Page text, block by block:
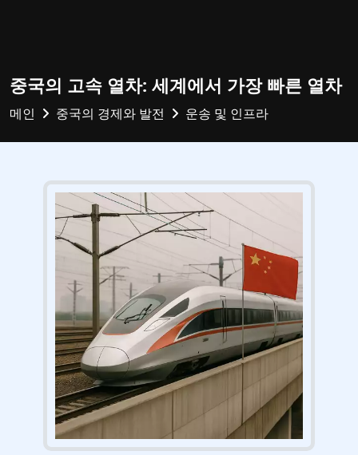
중국의 고속 열차: 세계에서 가장 빠른 열차
메인 중국의 경제와 발전 운송 및 인프라